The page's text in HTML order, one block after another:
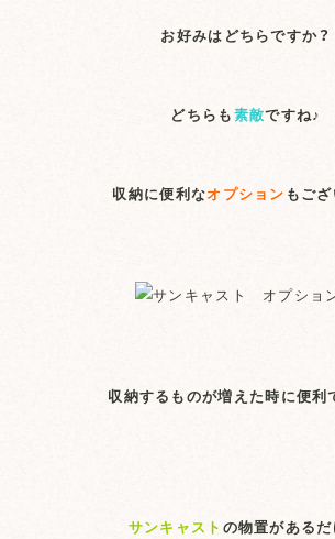
お好みはどちらですか？
どちらも素敵ですね♪
収納に便利なオプション もご
収納するものが増えた時に便利
サンキャスト の物置がある